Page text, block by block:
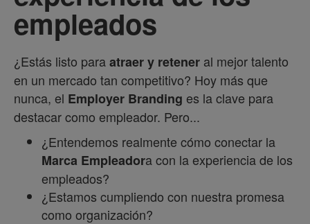
empleados
¿Estás listo paraatraer y retener al mejor talento
en un mercado tan competitivo? Hoy más que
nunca, el Employer Branding es la clave para
destacar como empleador. Pero...
¿Entendemos realmente cómo conectar la
Marca Empleadora con la experiencia de los
empleados?
¿Estamos cumpliendo con nuestra promesa
como organización?